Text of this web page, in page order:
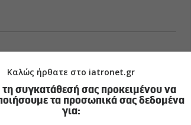
Καλώς ήρθατε στο iatronet.gr
συγκατάθεσή σας προκειμένου να
τα προσωπικά σας δεδομένα
για: